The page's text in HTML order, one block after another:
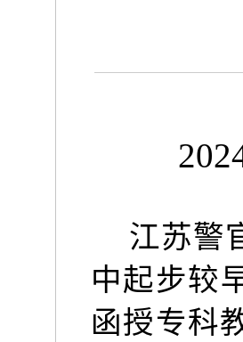
江苏警
中起步较
函授专科